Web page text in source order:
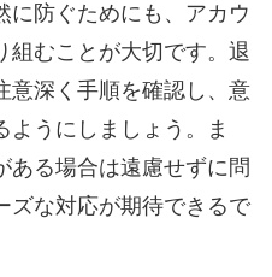
に防ぐためにも、アカウ
組むことが大切です。退
意深く手順を確認し、意
ようにしましょう。ま
ある場合は遠慮せずに問
ズな対応が期待できるで